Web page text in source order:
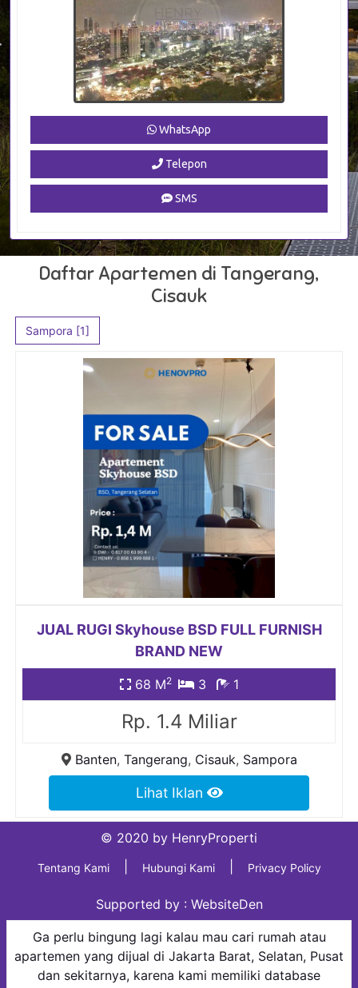
WhatsApp
Telepon
SMS
Daftar Apartemen di Tangerang,
Cisauk
Sampora [1]
JUAL RUGI Skyhouse BSD FULL FURNISH
BRAND NEW
68 M2 3 1
Rp. 1.4 Miliar
Banten, Tangerang, Cisauk, Sampora
Lihat Iklan
© 2020 by HenryProperti
Tentang Kami Hubungi Kami Privacy Policy
Supported by : WebsiteDen
Ga perlu bingung lagi kalau mau cari rumah atau
apartemen yang dijual di Jakarta Barat, Selatan, Pusat
dan sekitarnya, karena kami memiliki database